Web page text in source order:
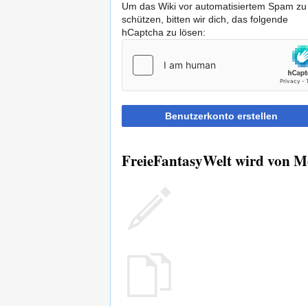
Um das Wiki vor automatisiertem Spam zu
schützen, bitten wir dich, das folgende
hCaptcha zu lösen:
Benutzerkonto erstellen
FreieFantasyWelt wird von